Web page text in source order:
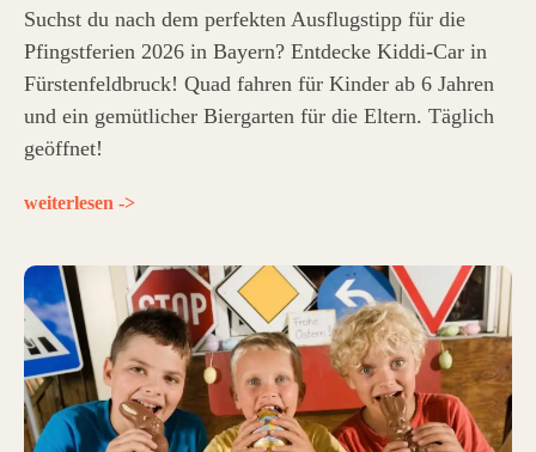
Suchst du nach dem perfekten Ausflugstipp für die
Pfingstferien 2026 in Bayern? Entdecke Kiddi-Car in
Fürstenfeldbruck! Quad fahren für Kinder ab 6 Jahren
und ein gemütlicher Biergarten für die Eltern. Täglich
geöffnet!
weiterlesen ->